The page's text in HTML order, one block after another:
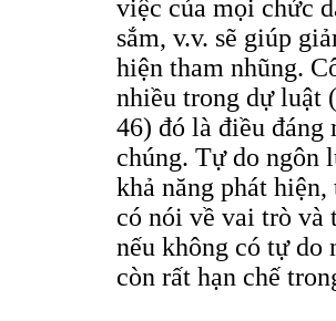
việc của mọi chức
sắm, v.v. sẽ giúp
hiện tham nhũng.
nhiều trong dự luật
46) đó là điều
chúng. Tự do ngôn
khả năng phát
có nói về vai trò và
nếu không có tự do
còn rất hạn chế